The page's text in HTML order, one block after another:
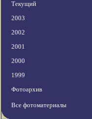
Текущий
2003
2002
2001
2000
1999
Фотоархив
Все фотоматериалы